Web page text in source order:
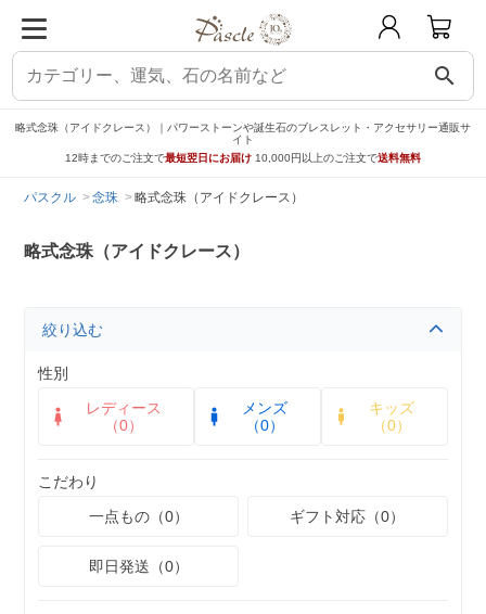
search
略式念珠（アイドクレース）｜パワーストーンや誕生石のブレスレット・アクセサリー通販サ
イト
12時までのご注文で最短翌日にお届け 10,000円以上のご注文で送料無料
パスクル 念珠 略式念珠（アイドクレース）
略式念珠（アイドクレース）
絞り込む
性別
レディース
（0）
メンズ
（0）
キッズ
（0）
こだわり
一点もの（0）
ギフト対応（0）
即日発送（0）